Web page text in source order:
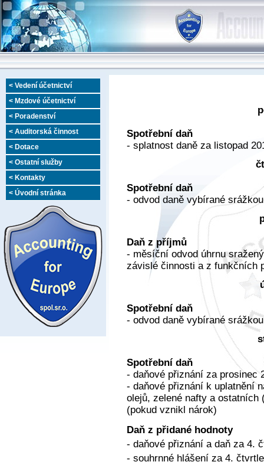
< Vedení účetnictví
< Mzdové účetnictví
< Poradenství
< Auditorská činnost
< Dotace
< Ostatní služby
< Kontakty
< Úvodní stránka
Spotřební daň
- splatnost daně za listopad
Spotřební daň
- odvod daně vybírané
Daň z příjmů
- měsíční odvod úhrnu
závislé činnosti a z funkčních
Spotřební daň
- odvod daně vybírané
Spotřební daň
- daňové přiznání za prosinec
- daňové přiznání k uplatnění
olejů, zelené nafty a ostatních
(pokud vznikl nárok)
Daň z přidané hodnoty
- daňové přiznání a daň za 4.
- souhrnné hlášení za 4.